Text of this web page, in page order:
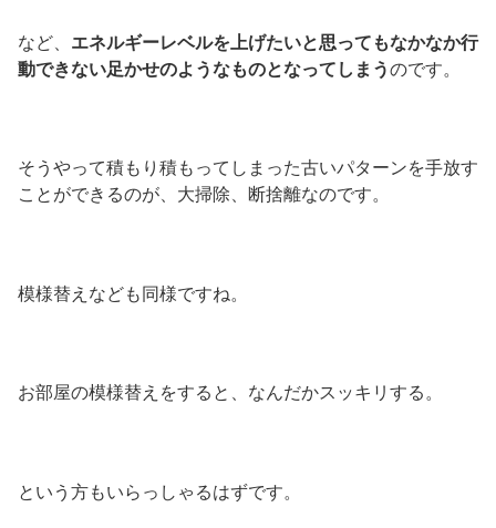
など、 エネルギーレベルを上げたいと思ってもなかなか行
動できない足かせのようなものとなってしまうのです。
そうやって積もり積もってしまった古いパターンを手放す
ことができるのが、大掃除、断捨離なのです。
模様替えなども同様ですね。
お部屋の模様替えをすると、なんだかスッキリする。
という方もいらっしゃるはずです。